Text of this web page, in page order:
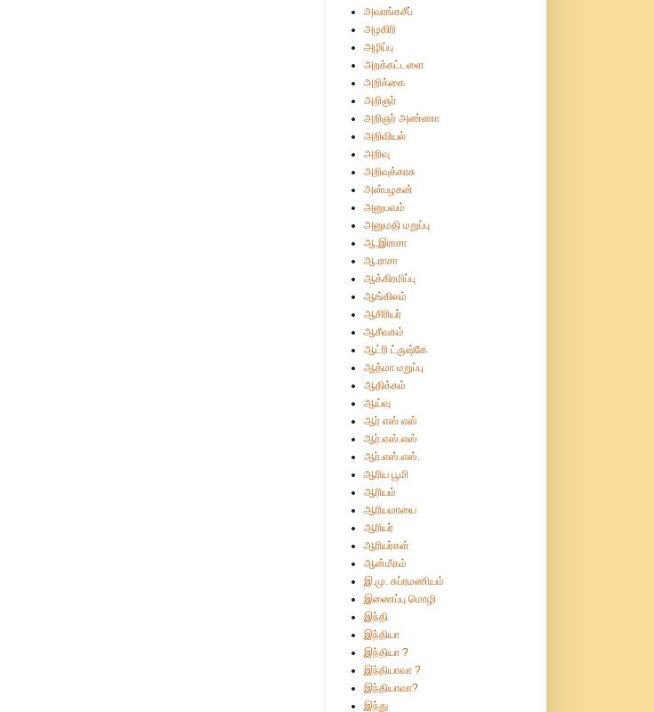
அவரங்கசீப்
அழகிரி
அழிப்பு
அறக்கட்டளை
அறிக்கை
அறிஞர்
அறிஞர் அண்ணா
அறிவியல்
அறிவு
அறிவுக்கரசு
அன்பழகன்
அனுபவம்
அனுமதி மறுப்பு
ஆ.இராசா
ஆ.ராசா
ஆக்கிரமிப்பு
ஆங்கிலம்
ஆசிரியர்
ஆசீவகம்
ஆட்ரி ட்ருஷ்கே
ஆத்மா மறுப்பு
ஆதிக்கம்
ஆய்வு
ஆர் எஸ் எஸ்
ஆர்.எஸ்.எஸ்
ஆர்.எஸ்.எஸ்.
ஆரிய பூமி
ஆரியம்
ஆரியமாயை
ஆரியர்
ஆரியர்கள்
ஆன்மீகம்
இ.மு. சுப்ரமணியம்
இணைப்பு மொழி
இந்தி
இந்தியா
இந்தியா ?
இந்தியாவா ?
இந்தியாவா?
இந்து